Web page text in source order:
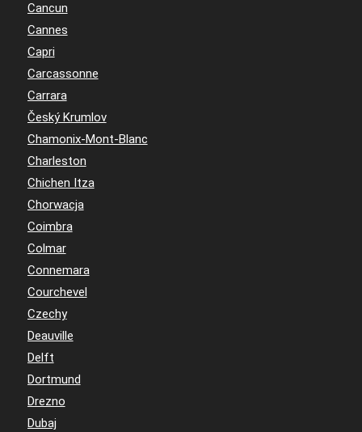
Cancun
Cannes
Capri
Carcassonne
Carrara
Český Krumlov
Chamonix-Mont-Blanc
Charleston
Chichen Itza
Chorwacja
Coimbra
Colmar
Connemara
Courchevel
Czechy
Deauville
Delft
Dortmund
Drezno
Dubaj